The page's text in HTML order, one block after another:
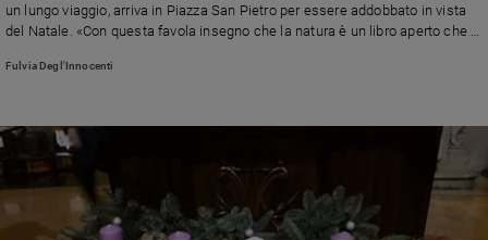
un lungo viaggio, arriva in Piazza San Pietro per essere addobbato in vista
del Natale. «Con questa favola insegno che la natura è un libro aperto che ci
Fulvia Degl'Innocenti